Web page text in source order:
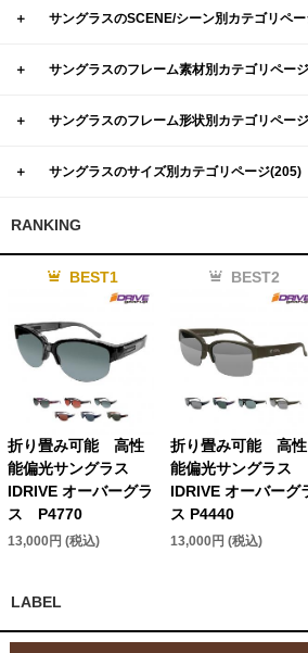
＋ サングラスのSCENE/シーン別カテゴリペ
＋ サングラスのフレーム素材別カテゴリペー
＋ サングラスのフレーム形状別カテゴリペー
＋ サングラスのサイズ別カテゴリページ(205)
RANKING
BEST1
折り畳み可能 高性
能偏光サングラス
IDRIVE オーバーグラ
ス P4770
13,000円 (税込)
BEST2
折り畳み可能 高性
能偏光サングラス
IDRIVE オーバーグ
ス P4440
13,000円 (税込)
LABEL